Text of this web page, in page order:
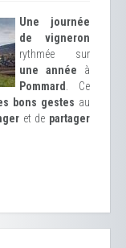
Une journée
de vigneron
rythmée sur
une année à
Pommard
. Ce
bons gestes au
et de partager